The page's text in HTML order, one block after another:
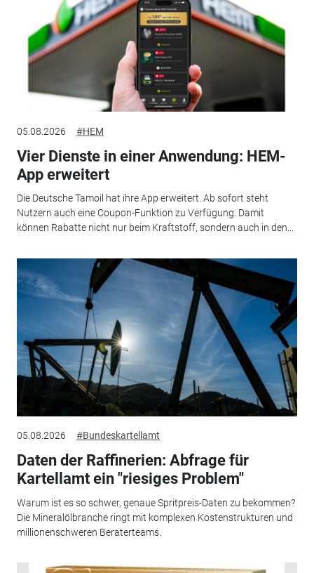
05.08.2026 #HEM
Vier Dienste in einer Anwendung: HEM-
App erweitert
Die Deutsche Tamoil hat ihre App erweitert. Ab sofort steht
Nutzern auch eine Coupon-Funktion zu Verfügung. Damit
können Rabatte nicht nur beim Kraftstoff, sondern auch in den...
05.08.2026 #Bundeskartellamt
Daten der Raffinerien: Abfrage für
Kartellamt ein "riesiges Problem"
Warum ist es so schwer, genaue Spritpreis-Daten zu bekommen?
Die Mineralölbranche ringt mit komplexen Kostenstrukturen und
millionenschweren Beraterteams.